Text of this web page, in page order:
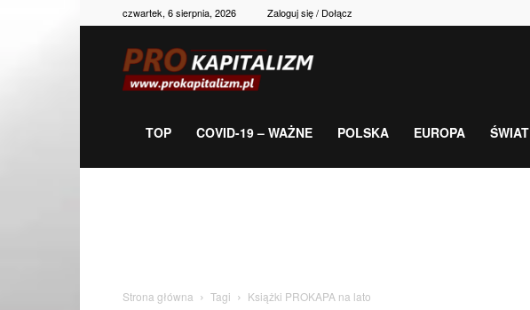
czwartek, 6 sierpnia, 2026 Zaloguj się / Dołącz
gospodarka,
TOP COVID-19 – WAŻNE POLSKA EUROPA ŚWIAT
Strona główna Tagi Książki PROKAPA na lato